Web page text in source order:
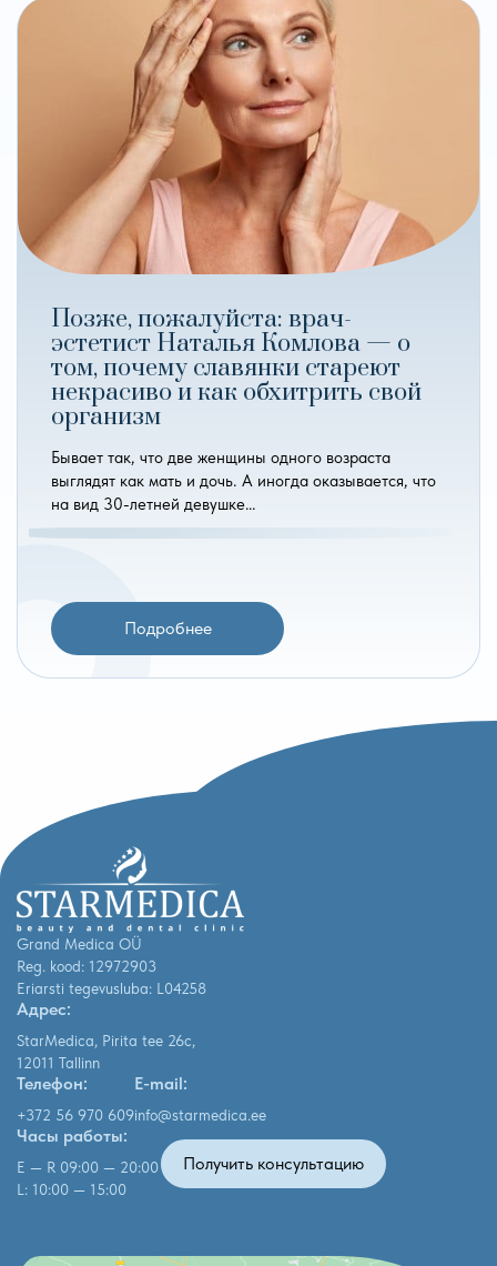
Позже, пожалуйста: врач-
эстетист Наталья Комлова — о
том, почему славянки стареют
некрасиво и как обхитрить свой
организм
Бывает так, что две женщины одного возраста
выглядят как мать и дочь. А иногда оказывается, что
на вид 30-летней девушке…
Подробнее
Grand Medica OÜ
Reg. kood: 12972903
Eriarsti tegevusluba: L04258
Адрес:
StarMedica, Pirita tee 26c,
12011 Tallinn
Телефон:
+372 56 970 609
E-mail:
info@starmedica.ee
Часы работы:
E — R 09:00 — 20:00
L: 10:00 — 15:00
Получить консультацию